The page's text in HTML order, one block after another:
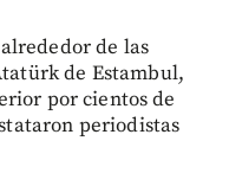
de las
de Estambul,
por cientos de
periodistas